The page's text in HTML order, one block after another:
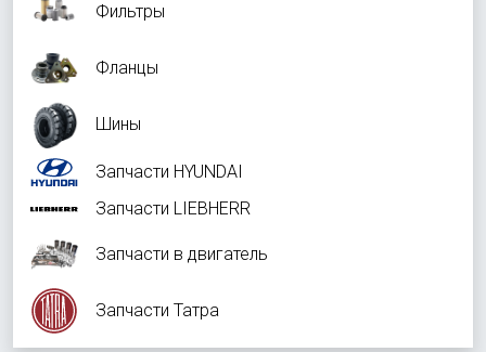
Фильтры
Фланцы
Шины
Запчасти HYUNDAI
Запчасти LIEBHERR
Запчасти в двигатель
Запчасти Татра